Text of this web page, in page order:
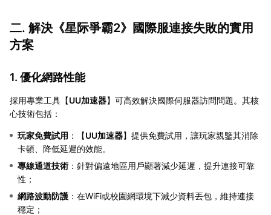
二. 解決《星际爭霸2》國際服連接失敗的實用
方案
1. 優化網路性能
採用專業工具【UU加速器】可高效解決國際伺服器訪問問題。其核
心技術包括：
玩家免費試用 ：【UU加速器】提供免費試用，讓玩家親鑒其消除
卡頓、降低延遲的效能。
專線通道技術 ：針對偏遠地區用戶顯著減少延遲，提升連接可靠
性；
網路波動防護 ：在WiFi或校園網環境下減少資料丟包，維持連接
穩定；